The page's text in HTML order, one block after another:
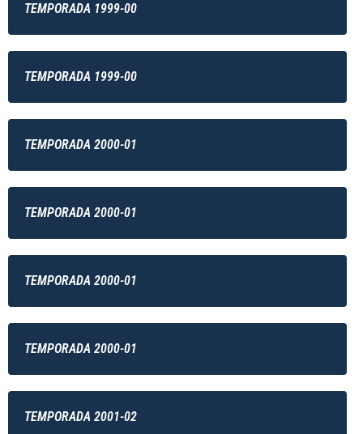
TEMPORADA 1999-00
TEMPORADA 1999-00
TEMPORADA 2000-01
TEMPORADA 2000-01
TEMPORADA 2000-01
TEMPORADA 2000-01
TEMPORADA 2001-02